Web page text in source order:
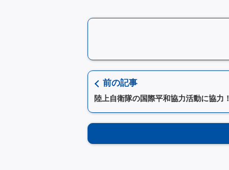
前の記事
陸上自衛隊の国際平和協力活動に協力！